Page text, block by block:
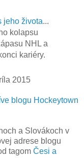
jeho života...
kolapsu
NHL a
kariéry.
2015
blogu Hockeytown
a Slovákoch v
adrese blogu
tagom Česi a